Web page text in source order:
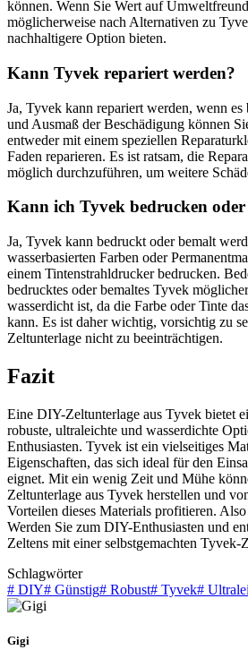
können. Wenn Sie Wert auf
möglicherweise nach Alternativen zu
nachhaltigere Option bieten.
Kann Tyvek repariert werden?
Ja, Tyvek kann repariert werden, wenn es
und Ausmaß der Beschädigung können
entweder mit einem speziellen
Faden reparieren. Es ist ratsam, die
möglich durchzuführen, um weitere
Kann ich Tyvek bedrucken oder
Ja, Tyvek kann bedruckt oder bemalt
wasserbasierten Farben oder
einem Tintenstrahldrucker bedrucken.
bedrucktes oder bemaltes Tyvek
wasserdicht ist, da die Farbe oder Tinte
kann. Es ist daher wichtig, vorsichtig zu
Zeltunterlage nicht zu beeinträchtigen.
Fazit
Eine DIY-Zeltunterlage aus Tyvek bietet
robuste, ultraleichte und wasserdichte
Enthusiasten. Tyvek ist ein vielseitiges
Eigenschaften, das sich ideal für den
eignet. Mit ein wenig Zeit und Mühe
Zeltunterlage aus Tyvek herstellen und
Vorteilen dieses Materials profitieren.
Werden Sie zum DIY-Enthusiasten und
Zeltens mit einer selbstgemachten Tyvek-
Schlagwörter
# DIY# Günstig# Robust# Tyvek#
Gigi